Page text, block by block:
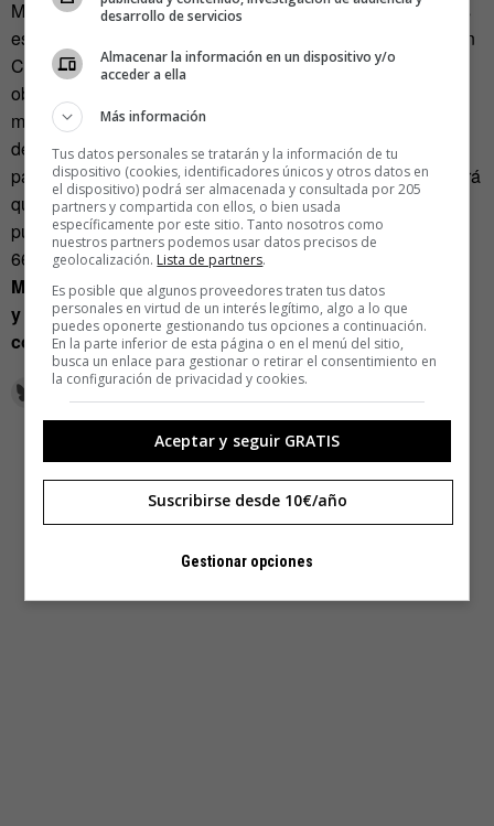
Maticemos en este punto. El mecanismo de los seres vivos
es algo más intrincado que, por ejemplo, la mecánica de un
Chevrolet o un Toyota. Ya que estamos, veamos la
obsolescencia de los automóviles. Contened el estupor: la
mortalidad de los coches sigue la misma trayectoria que la
de sus conductores y de las insectos que se pegan en el
parabrisas. A medida que cumplen años, más probable será
que los tengamos que llevar al desguace, pero llega un
punto en el que el motor del Camaro aguanta toda la ruta
66.
Moscas, gusanos, levadura y coches. Seres complejos
y muy diferentes con los que, al menos, los humanos
compartimos la manera de morir.
desarrollo de servicios
Almacenar la información en un dispositivo y/o
acceder a ella
Más información
Tus datos personales se tratarán y la información de tu
dispositivo (cookies, identificadores únicos y otros datos en
el dispositivo) podrá ser almacenada y consultada por 205
partners y compartida con ellos, o bien usada
específicamente por este sitio. Tanto nosotros como
nuestros partners podemos usar datos precisos de
geolocalización. Lista de partners.
Es posible que algunos proveedores traten tus datos
personales en virtud de un interés legítimo, algo a lo que
puedes oponerte gestionando tus opciones a continuación.
En la parte inferior de esta página o en el menú del sitio,
busca un enlace para gestionar o retirar el consentimiento en
la configuración de privacidad y cookies.
Aceptar y seguir GRATIS
Suscribirse desde 10€/año
Gestionar opciones